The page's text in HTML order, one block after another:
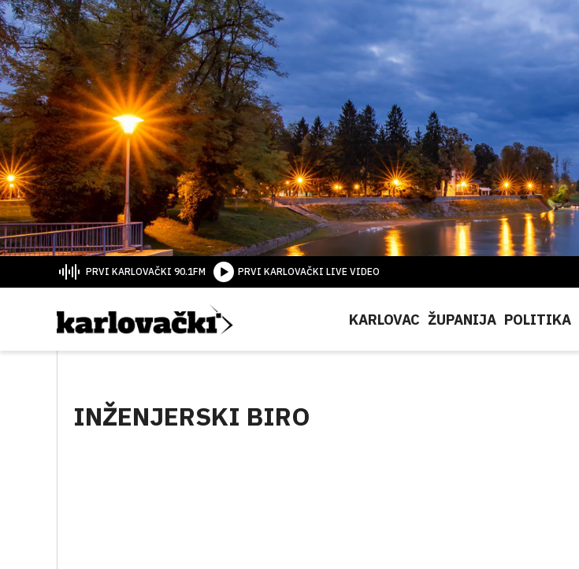
PRVI KARLOVAČKI 90.1FM PRVI KARLOVAČKI LIVE VIDEO
KARLOVAC ŽUPANIJA POLITIKA
INŽENJERSKI BIRO